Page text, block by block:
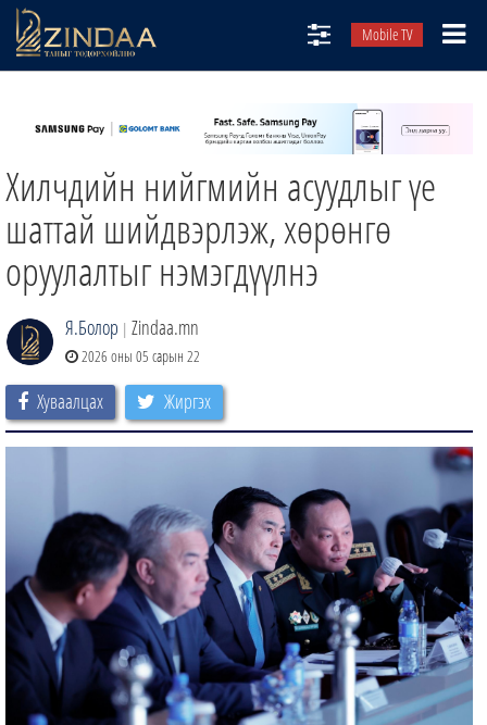
Mobile TV
ТВ8
ӨГЛӨӨНИЙ СОНИН
АУДИО ЗОХИОЛ
Хилчдийн нийгмийн асуудлыг үе
шаттай шийдвэрлэж, хөрөнгө
оруулалтыг нэмэгдүүлнэ
Я.Болор | Zindaa.mn
2026 оны 05 сарын 22
Хуваалцах Жиргэх